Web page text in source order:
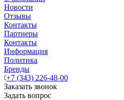
Новости
Отзывы
Контакты
Партнеры
Контакты
Информация
Политика
Бренды
+7 (343) 226-48-00
Заказать звонок
Задать вопрос